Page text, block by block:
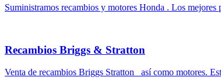
Suministramos recambios y motores Honda . Los
Recambios Briggs & Stratton
Venta de recambios Briggs Stratton así como motores.